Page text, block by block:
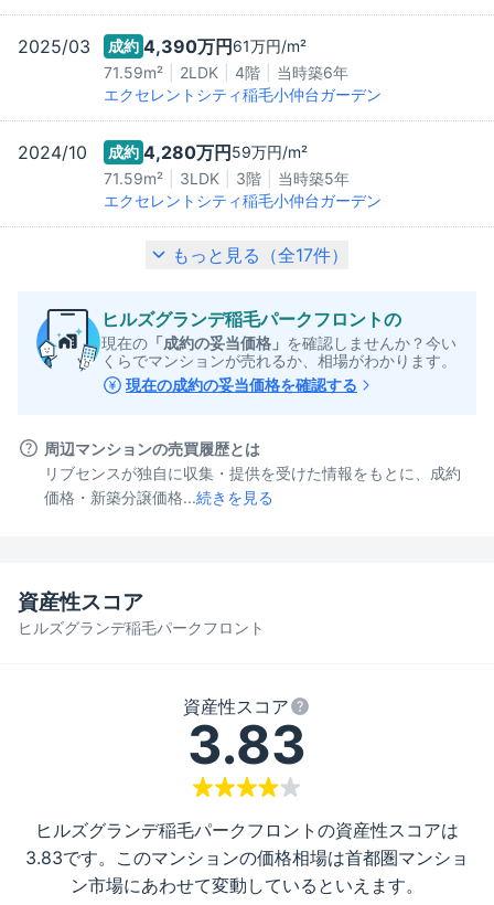
2025/03 成約 4,390万円61万円/m²
71.59m²
2LDK 4階 当時築6年
エクセレントシティ稲毛小仲台ガーデン
2024/10 成約 4,280万円59万円/m²
71.59m²
3LDK 3階 当時築5年
エクセレントシティ稲毛小仲台ガーデン
もっと見る（全17件）
ヒルズグランデ稲毛パークフロントの
現在の 「成約の妥当価格」 を確認しませんか？今い
くらでマンションが売れるか、相場がわかります。
現在の成約の妥当価格を確認する
周辺マンションの売買履歴とは
リブセンスが独自に収集・提供を受けた情報をもとに、成約
価格・新築分譲価格...続きを見る
ヒルズグランデ稲毛パークフロント
資産性スコア
資産性スコア
3.83
ヒルズグランデ稲毛パークフロント の資産性スコアは
3.83です。このマンションの価格相場は首都圏マンショ
ン市場にあわせて変動しているといえます。